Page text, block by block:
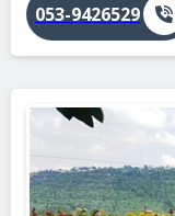
053-9426529